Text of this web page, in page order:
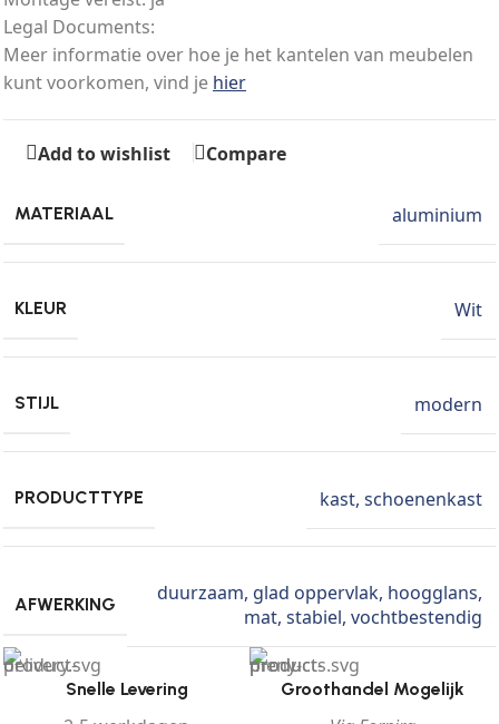
Legal Documents:
Meer informatie over hoe je het kantelen van meubelen
kunt voorkomen, vind je hier
Add to wishlist Compare
MATERIAAL aluminium
KLEUR Wit
STIJL modern
PRODUCTTYPE kast, schoenenkast
AFWERKING duurzaam, glad oppervlak, hoogglans,
mat, stabiel, vochtbestendig
Snelle Levering Groothandel Mogelijk